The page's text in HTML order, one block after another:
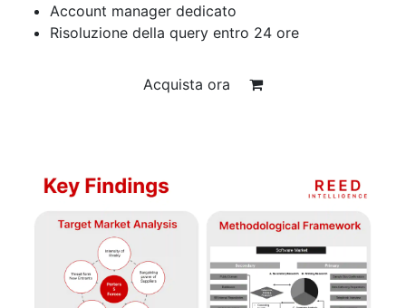
Account manager dedicato
Risoluzione della query entro 24 ore
Acquista ora